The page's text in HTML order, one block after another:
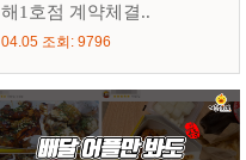
해1호점 계약체결..
04.05 조회: 9796